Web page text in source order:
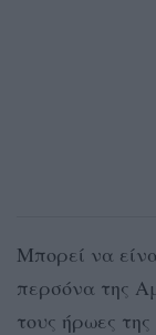
Μπορεί να
περσόνα της
τους ήρωες